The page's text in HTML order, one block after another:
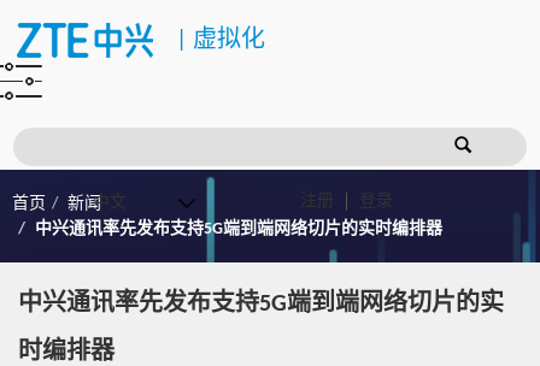
虚拟化
注册 登录
首页
新闻
中兴通讯率先发布支持5G端到端网络切片的实时编排器
中兴通讯率先发布支持5G端到端网络切片的实
时编排器